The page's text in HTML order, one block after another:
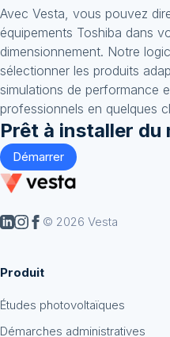
Avec Vesta, vous pouvez
équipements Toshiba dans
dimensionnement. Notre
sélectionner les produits
simulations de performance
professionnels en quelques
Prêt à installer du
Démarrer
© 2026 Vesta
Produit
Études photovoltaïques
Démarches administratives